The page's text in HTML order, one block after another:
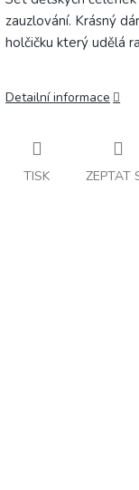
zauzlování. Krásný
holčičku který udělá
Detailní informace
TISK ZEPTAT